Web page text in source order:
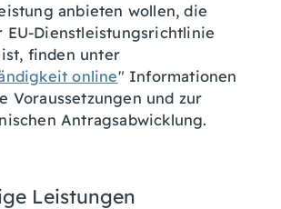
anbieten wollen, die
EU-Dienstleistungsrichtlinie
finden unter
online" Informationen
Voraussetzungen und zur
Antragsabwicklung.
Leistungen